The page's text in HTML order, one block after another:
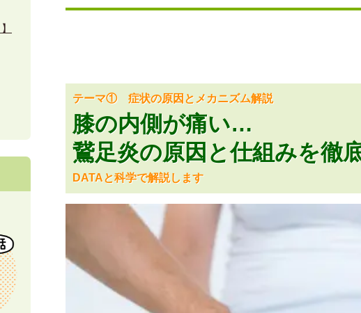
テーマ① 症状の原因とメカニズム解説
膝の内側が痛い…
鵞足炎の原因と仕組みを徹
DATAと科学で解説します
】